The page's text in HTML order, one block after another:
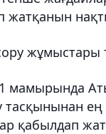
жатқанын
жұмыстары
мамырында
тасқынынан ең
қабылдап